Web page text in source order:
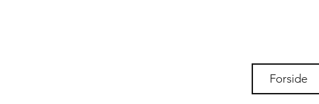
Forside